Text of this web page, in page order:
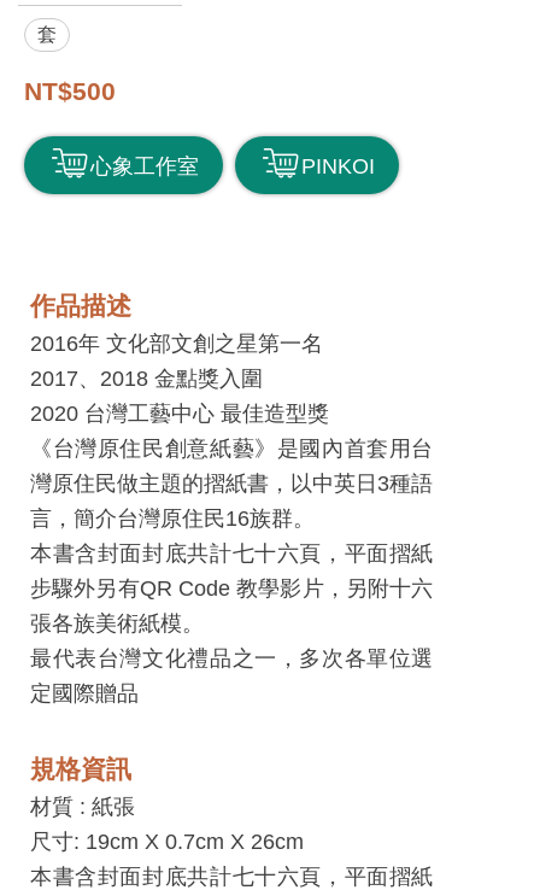
藝
美
術
訊
息
關
於
平
台
回
首
頁
網
站
導
覽
藝
中
心
藝
套
NT$500
心象工作室 PINKOI
作品描述
2016年 文化部文創之星第一名
2017、2018 金點獎入圍
2020 台灣工藝中心 最佳造型獎
《台灣原住民創意紙藝》是國內首套用台
灣原住民做主題的摺紙書，以中英日3種語
言，簡介台灣原住民16族群。
本書含封面封底共計七十六頁，平面摺紙
步驟外另有QR Code 教學影片，另附十六
張各族美術紙模。
最代表台灣文化禮品之一，多次各單位選
定國際贈品
規格資訊
材質 : 紙張
尺寸: 19cm X 0.7cm X 26cm
本書含封面封底共計七十六頁，平面摺紙